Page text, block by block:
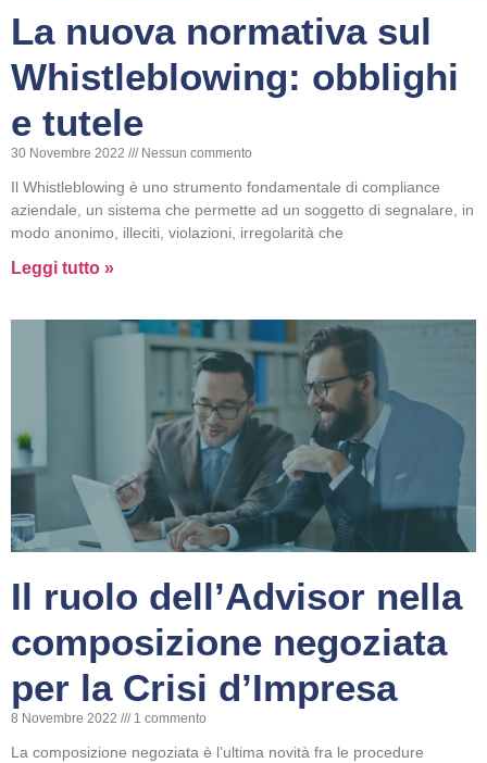
La nuova normativa sul
Whistleblowing: obblighi
e tutele
30 Novembre 2022 Nessun commento
Il Whistleblowing è uno strumento fondamentale di compliance
aziendale, un sistema che permette ad un soggetto di segnalare, in
modo anonimo, illeciti, violazioni, irregolarità che
Leggi tutto »
Il ruolo dell’Advisor nella
composizione negoziata
per la Crisi d’Impresa
8 Novembre 2022 1 commento
La composizione negoziata è l’ultima novità fra le procedure